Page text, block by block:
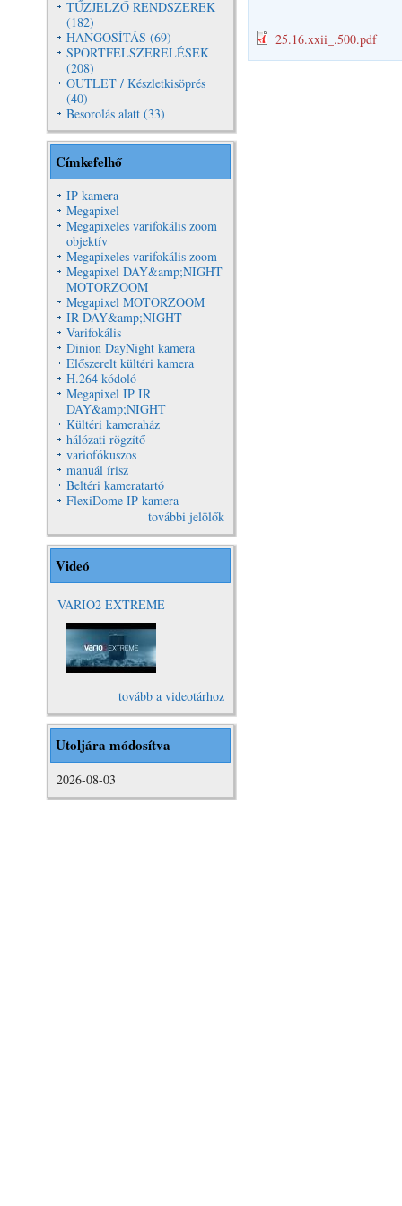
TŰZJELZŐ RENDSZEREK
(182)
HANGOSÍTÁS (69)
SPORTFELSZERELÉSEK
(208)
OUTLET / Készletkisöprés
(40)
Besorolás alatt (33)
Címkefelhő
IP kamera
Megapixel
Megapixeles varifokális zoom
objektív
Megapixeles varifokális zoom
Megapixel DAY&amp;NIGHT
MOTORZOOM
Megapixel MOTORZOOM
IR DAY&amp;NIGHT
Varifokális
Dinion DayNight kamera
Előszerelt kültéri kamera
H.264 kódoló
Megapixel IP IR
DAY&amp;NIGHT
Kültéri kameraház
hálózati rögzítő
variofókuszos
manuál írisz
Beltéri kameratartó
FlexiDome IP kamera
további jelölők
Videó
VARIO2 EXTREME
VARIO2
Extreme Video
tovább a videotárhoz
Utoljára módosítva
2026-08-03
25.16.xxii_.500.pdf